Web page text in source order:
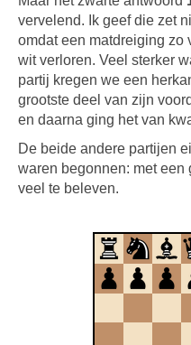
vervelend. Ik geef die zet
omdat een matdreiging zo
wit verloren. Veel sterker
partij kregen we een
grootste deel van zijn
en daarna ging het van
De beide andere partijen
waren begonnen: met
veel te beleven.